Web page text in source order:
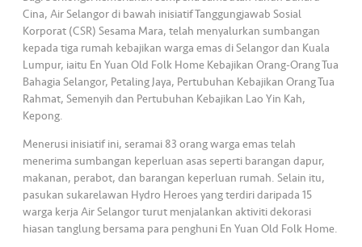
Cina, Air Selangor di bawah inisiatif Tanggungjawab Sosial
Korporat (CSR) Sesama Mara, telah menyalurkan sumbangan
kepada tiga rumah kebajikan warga emas di Selangor dan Kuala
Lumpur, iaitu En Yuan Old Folk Home Kebajikan Orang-Orang Tua
Bahagia Selangor, Petaling Jaya, Pertubuhan Kebajikan Orang Tua
Rahmat, Semenyih dan Pertubuhan Kebajikan Lao Yin Kah,
Kepong.
Menerusi inisiatif ini, seramai 83 orang warga emas telah
menerima sumbangan keperluan asas seperti barangan dapur,
makanan, perabot, dan barangan keperluan rumah. Selain itu,
pasukan sukarelawan Hydro Heroes yang terdiri daripada 15
warga kerja Air Selangor turut menjalankan aktiviti dekorasi
hiasan tanglung bersama para penghuni En Yuan Old Folk Home.
M
e
di
a
•••
•••